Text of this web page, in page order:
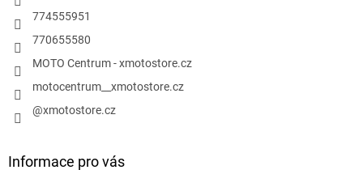
774555951
770655580
MOTO Centrum - xmotostore.cz
motocentrum__xmotostore.cz
@xmotostore.cz
Informace pro vás